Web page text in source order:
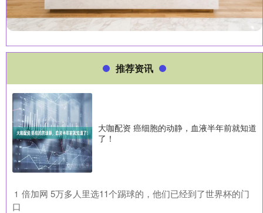
推荐资讯
大咖配资 癌细胞的动静，血液半年前就知道
了！
1 ​倍加网 5万多人里选11个踢球的，他们已经到了世界杯的门
口